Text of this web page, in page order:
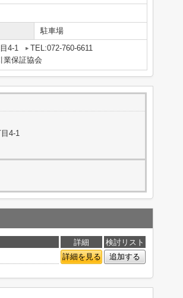
駐車場
4-1
TEL:072-760-6611
業保証協会
4-1
詳細
検討リスト
詳細を見る 追加する